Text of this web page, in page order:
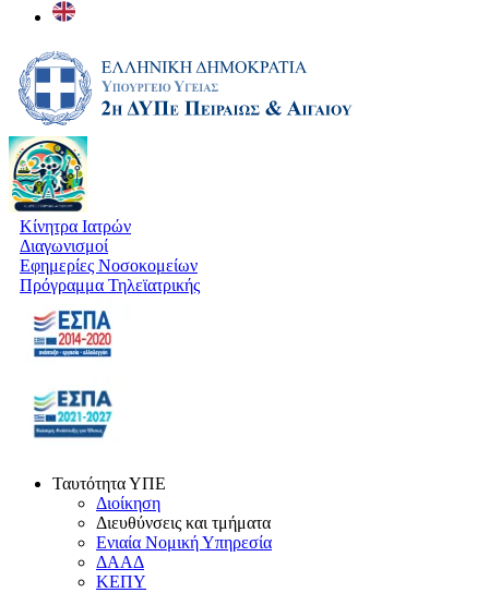
Κίνητρα Ιατρών
Διαγωνισμοί
Εφημερίες Νοσοκομείων
Πρόγραμμα Τηλεϊατρικής
Ταυτότητα ΥΠΕ
Διοίκηση
Διευθύνσεις και τμήματα
Ενιαία Νομική Υπηρεσία
ΔΑΑΔ
ΚΕΠΥ